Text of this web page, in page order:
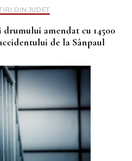
DIN JUDEȚ
amendat cu 14500
de la Sânpaul